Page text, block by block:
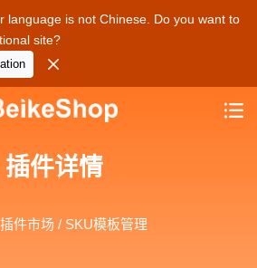
language is not Chinese. Do you want to
site?


插件详情
插件市场 / SKU模板管理